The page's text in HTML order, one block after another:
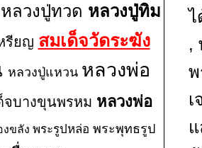
หลวงปู่ทวด หลวงปู่ทิม
รียญ สมเด็จวัดระฆัง
หลวงปู่แหวน หลวงพ่อ
จบางขุนพรหม หลวงพ่อ
งขลัง พระรูปหล่อ พระพุทธรูป
,